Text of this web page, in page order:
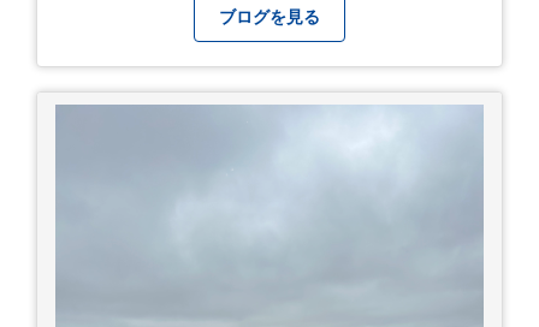
ただいており、豊富な販売ネットワークを活かし
た高価買取が可能です。
ブログを見る